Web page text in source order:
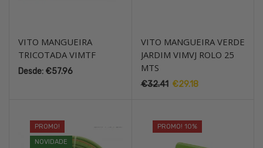
VITO MANGUEIRA
TRICOTADA VIMTF
Desde: €57.96
VITO MANGUEIRA VERDE
JARDIM VIMVJ ROLO 25
MTS
€32.41 O
era:
€32.41.
€29.18O
é:
€29.18.
PROMO!
NOVIDADE
PROMO! 10%